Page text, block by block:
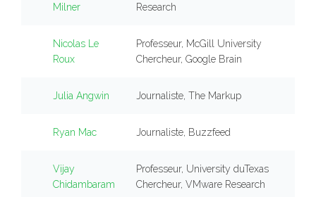
Milner
Research
Nicolas Le
Roux
Professeur, McGill University
Chercheur, Google Brain
Julia Angwin Journaliste, The Markup
Ryan Mac Journaliste, Buzzfeed
Vijay
Chidambaram
Professeur, University duTexas
Chercheur, VMware Research